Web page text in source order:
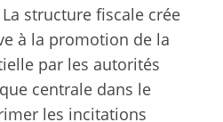
structure fiscale crée
à la promotion de la
par les autorités
centrale dans le
les incitations